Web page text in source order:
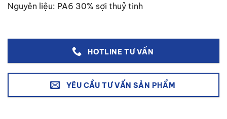
Nguyên liệu: PA6 30% sợi thuỷ tinh
HOTLINE TƯ VẤN
YÊU CẦU TƯ VẤN SẢN PHẨM